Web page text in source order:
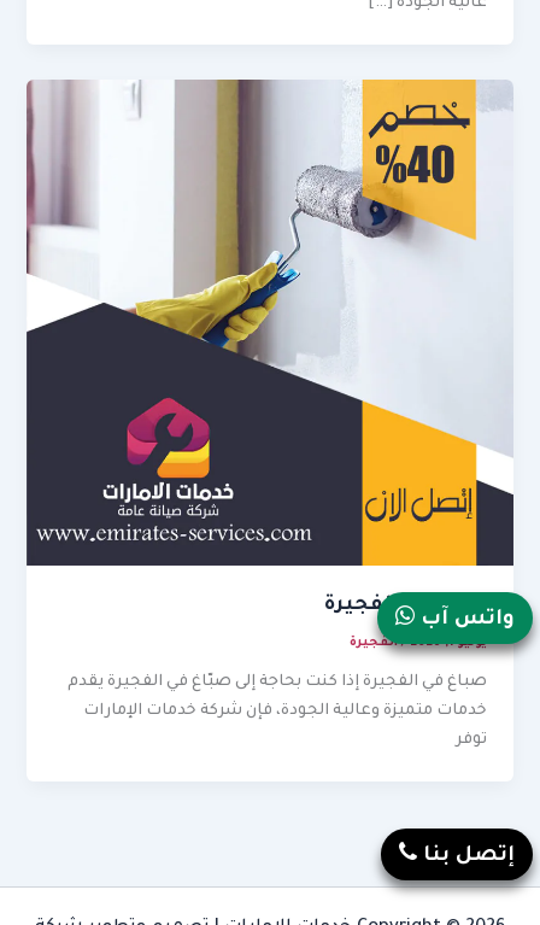
عالية الجودة […]
صباغ في الفجيرة
يونيو 1, 2026 /الفجيرة
صباغ في الفجيرة إذا كنت بحاجة إلى صبّاغ في الفجيرة يقدم
خدمات متميزة وعالية الجودة، فإن شركة خدمات الإمارات
توفر
واتس آب
إتصل بنا